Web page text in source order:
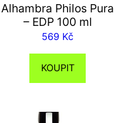
Alhambra Philos Pura
– EDP 100 ml
569 Kč
KOUPIT